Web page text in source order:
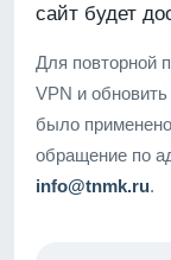
сайт будет
Для повторной
VPN и
было
обращение по
info@tnmk.ru.